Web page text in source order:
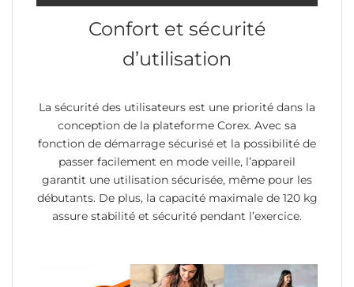
Confort et sécurité
d’utilisation
La sécurité des utilisateurs est une priorité dans la
conception de la plateforme Corex. Avec sa
fonction de démarrage sécurisé et la possibilité de
passer facilement en mode veille, l’appareil
garantit une utilisation sécurisée, même pour les
débutants. De plus, la capacité maximale de 120 kg
assure stabilité et sécurité pendant l’exercice.